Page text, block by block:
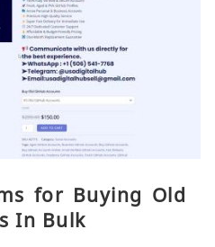
for Buying Old
In Bulk